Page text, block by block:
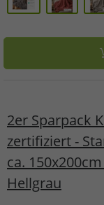
2er Sparpack
zertifiziert -
ca.
Hellgrau